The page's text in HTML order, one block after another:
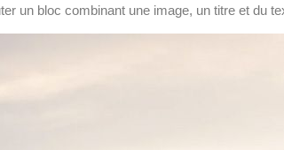
un bloc combinant une image, un titre et du